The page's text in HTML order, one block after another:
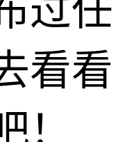
过任
看看
！